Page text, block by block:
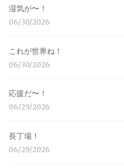
湿気が〜！
06/30/2026
これが世界ね！
06/30/2026
応援だ〜！
06/29/2026
長丁場！
06/29/2026